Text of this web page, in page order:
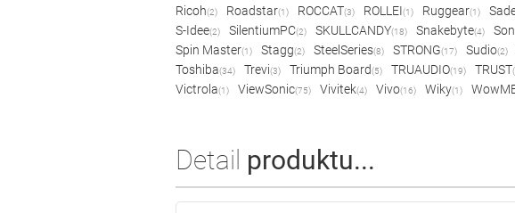
Ricoh(2) Roadstar(1) ROCCAT(3) ROLLEI(1) Ruggear(1)
S-Idee(2) SilentiumPC(2) SKULLCANDY(18) Snakebyte(4)
Spin Master(1) Stagg(2) SteelSeries(8) STRONG(17) Sudio(2)
Toshiba(34) Trevi(3) Triumph Board(5) TRUAUDIO(19) TRUST
Victrola(1) ViewSonic(75) Vivitek(4) Vivo(16) Wiky(1)
Detail produktu...